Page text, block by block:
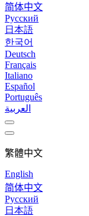
简体中文
Русский
日本語
한국어
Deutsch
Français
Italiano
Español
Português
العربية
繁體中文
English
简体中文
Русский
日本語